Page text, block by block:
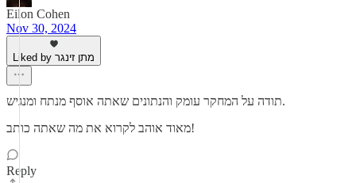
Eilon Cohen
Nov 30, 2024
Liked by מתן זינגר
תודה על המחקר עומק והנתונים שאתה אוסף מנתח ומנגיש.
מאוד אוהב לקרוא את מה שאתה כותב!
Reply